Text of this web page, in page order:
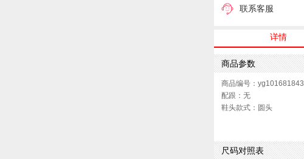
联系客服
详情
商品参数
商品编号：yg101681843
配跟：无
鞋头款式：圆头
鞋跟形状：厚底
皮质特征：织物
尺码对照表